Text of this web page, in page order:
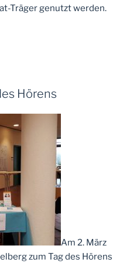
Träger genutzt werden.
Hörens
Am 2. März
zum Tag des Hörens